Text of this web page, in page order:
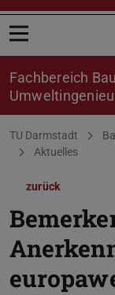
Menü öffnen
Fachbereich
Sie befinden sich
TU Darmstadt
Aktuelles
zurück